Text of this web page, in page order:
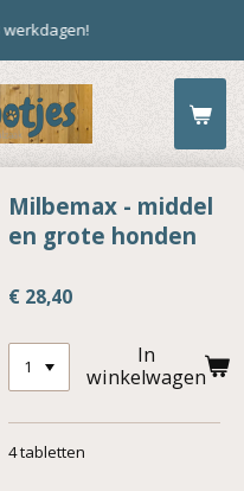
werkdagen!
Milbemax - middel
en grote honden
€ 28,40
In
winkelwagen
4 tabletten